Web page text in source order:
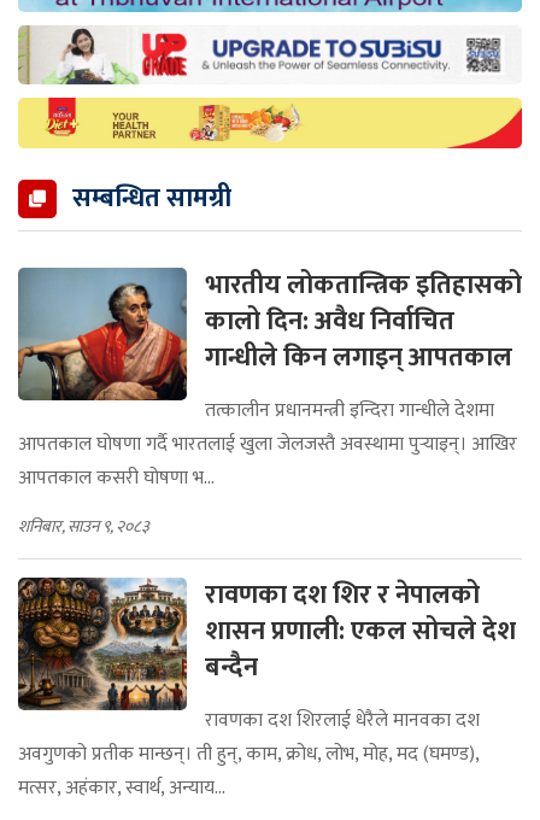
सम्बन्धित सामग्री
भारतीय लोकतान्त्रिक इतिहासको
कालो दिन: अवैध निर्वाचित
गान्धीले किन लगाइन् आपतकाल
तत्कालीन प्रधानमन्त्री इन्दिरा गान्धीले देशमा
आपतकाल घोषणा गर्दै भारतलाई खुला जेलजस्तै अवस्थामा पुर्‍याइन्। आखिर
आपतकाल कसरी घोषणा भ...
शनिबार, साउन ९, २०८३
रावणका दश शिर र नेपालको
शासन प्रणाली: एकल सोचले देश
बन्दैन
रावणका दश शिरलाई धेरैले मानवका दश
अवगुणको प्रतीक मान्छन्। ती हुन्, काम, क्रोध, लोभ, मोह, मद (घमण्ड),
मत्सर, अहंकार, स्वार्थ, अन्याय...